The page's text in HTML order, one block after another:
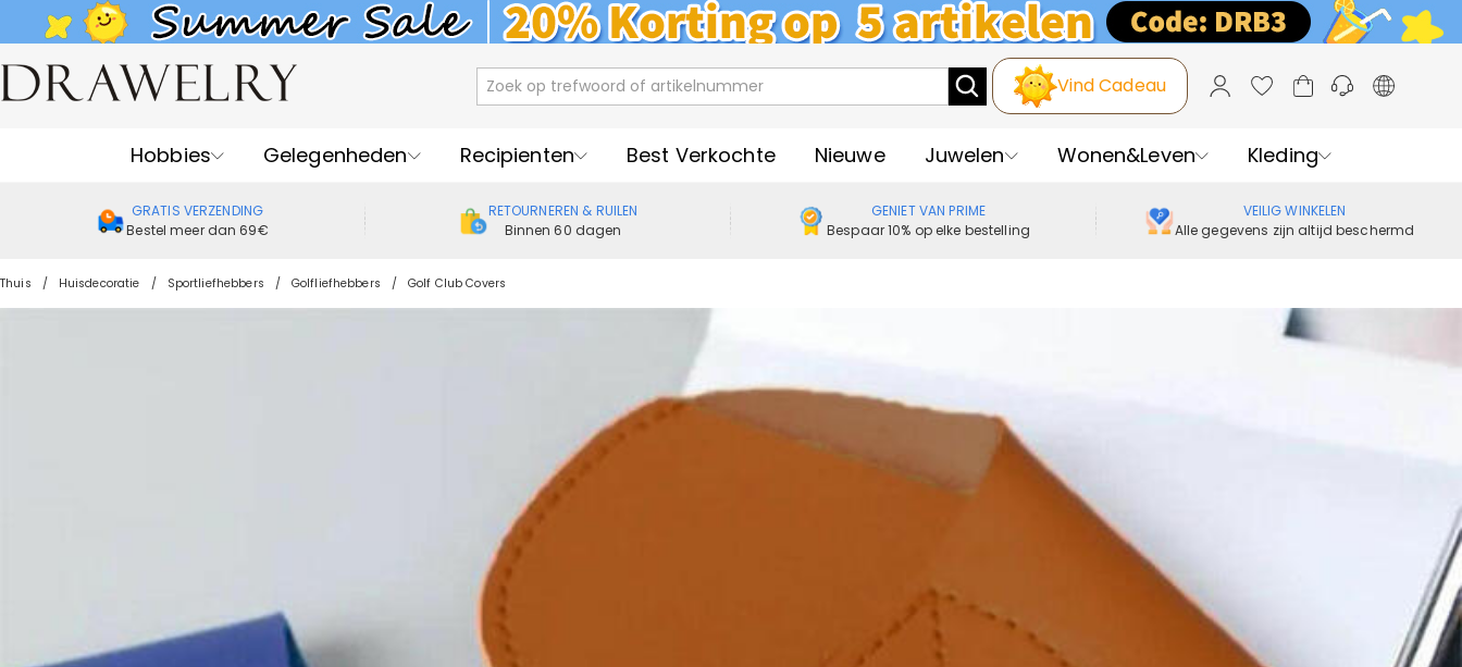
Vind Cadeau
Hobbies Gelegenheden Recipienten Best Verkochte Nieuwe Juwelen Wonen&Leven Kleding
GRATIS VERZENDING
Bestel meer dan 69€
RETOURNEREN & RUILEN
Binnen 60 dagen
GENIET VAN PRIME
Bespaar 10% op elke bestelling
VEILIG WINKELEN
Alle gegevens zijn altijd beschermd
Thuis Huisdecoratie Sportliefhebbers Golfliefhebbers Golf Club Covers